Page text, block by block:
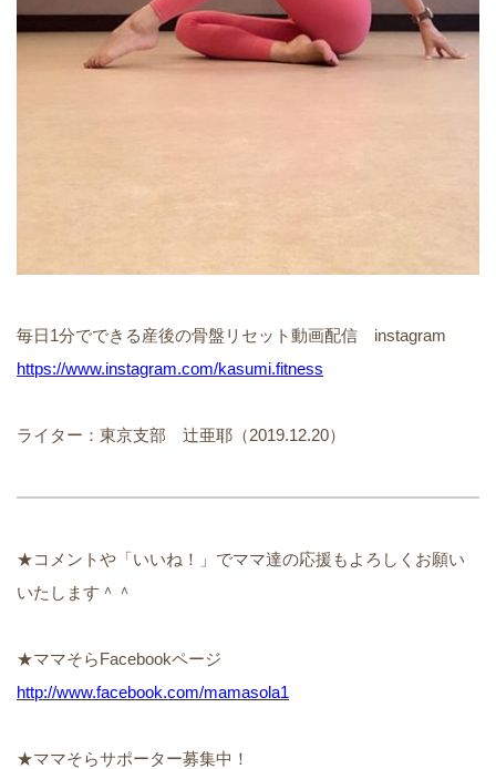
毎日1分でできる産後の骨盤リセット動画配信 instagram
https://www.instagram.com/kasumi.fitness
ライター：東京支部 辻亜耶（2019.12.20）
★コメントや「いいね！」でママ達の応援もよろしくお願い
いたします＾＾
★ママそらFacebookページ
http://www.facebook.com/mamasola1
★ママそらサポーター募集中！